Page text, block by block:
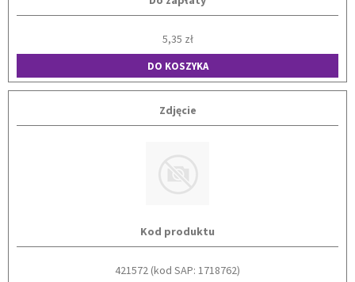
5,35 zł
DO KOSZYKA
Zdjęcie
Kod produktu
421572 (kod SAP: 1718762)